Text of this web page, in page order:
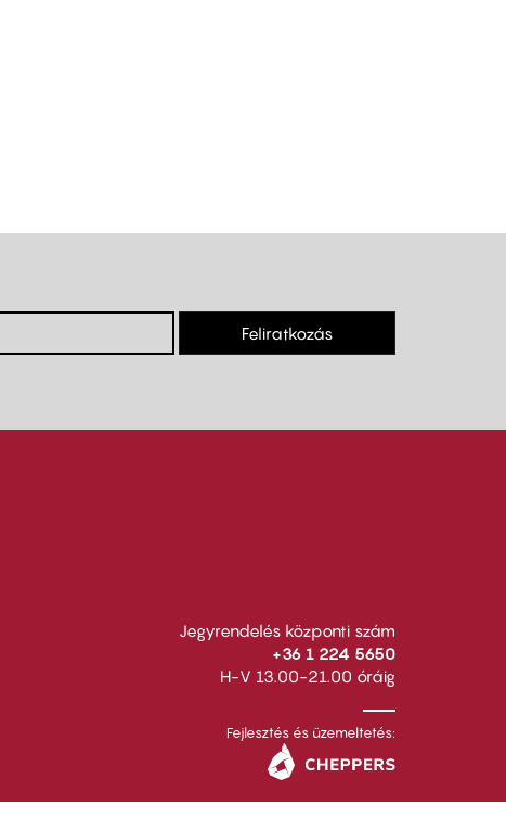
Feliratkozás
Jegyrendelés központi szám
+36 1 224 5650
H-V 13.00-21.00 óráig
Fejlesztés és üzemeltetés: